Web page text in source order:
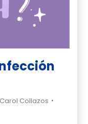
Carol Collazos